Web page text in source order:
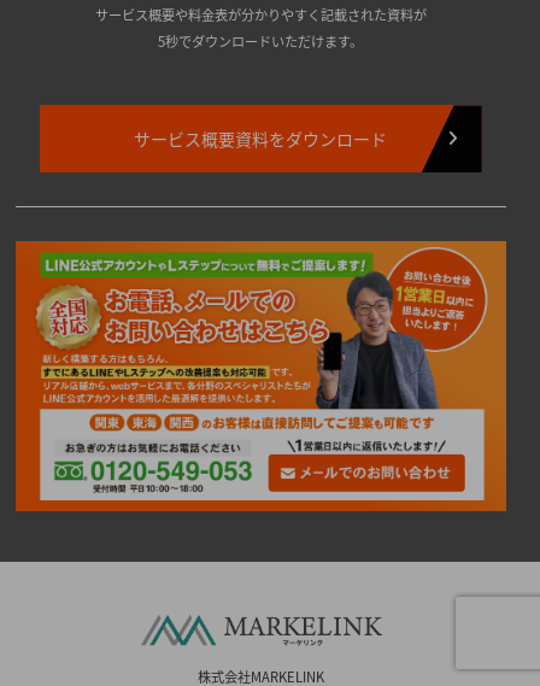
サービス概要や料金表が分かりやすく記載された資料が
5秒でダウンロードいただけます。
サービス概要資料をダウンロード
株式会社MARKELINK